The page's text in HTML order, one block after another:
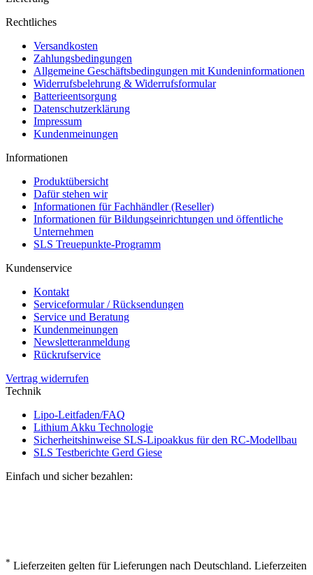
Rechtliches
Versandkosten
Zahlungsbedingungen
Allgemeine Geschäftsbedingungen mit Kundeninformationen
Widerrufsbelehrung & Widerrufsformular
Batterieentsorgung
Datenschutzerklärung
Impressum
Kundenmeinungen
Informationen
Produktübersicht
Dafür stehen wir
Informationen für Fachhändler (Reseller)
Informationen für Bildungseinrichtungen und öffentliche
Unternehmen
SLS Treuepunkte-Programm
Kundenservice
Kontakt
Serviceformular / Rücksendungen
Service und Beratung
Kundenmeinungen
Newsletteranmeldung
Rückrufservice
Vertrag widerrufen
Technik
Lipo-Leitfaden/FAQ
Lithium Akku Technologie
Sicherheitshinweise SLS-Lipoakkus für den RC-Modellbau
SLS Testberichte Gerd Giese
Einfach und sicher bezahlen:
* Lieferzeiten gelten für Lieferungen nach Deutschland. Lieferzeiten